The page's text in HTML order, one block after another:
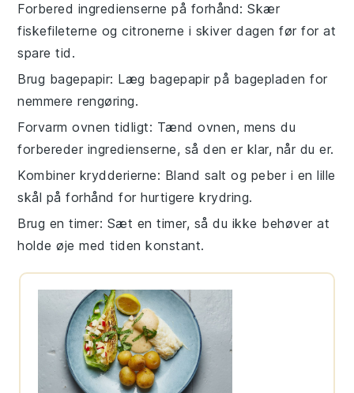
Forbered ingredienserne på forhånd: Skær
fiskefileterne ogcitronerne i skiver dagen før for at
spare tid.
Brug bagepapir: Læg bagepapir på bagepladen for
nemmere rengøring.
Forvarm ovnen tidligt: Tænd ovnen, mens du
forbereder ingredienserne, så den er klar, når du er.
Kombiner krydderierne: Bland salt og peber i en lille
skål på forhånd for hurtigere krydring.
Brug en timer: Sæt en timer, så du ikke behøver at
holde øje med tiden konstant.